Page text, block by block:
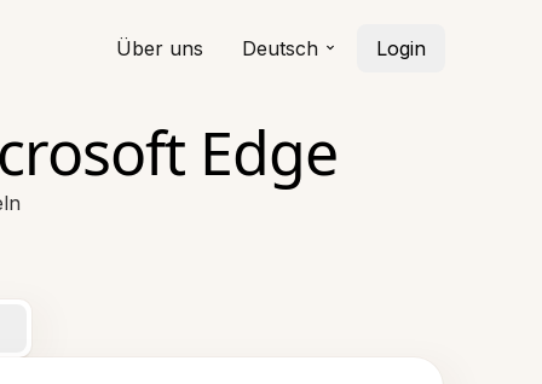
Über uns Deutsch Login
Edge